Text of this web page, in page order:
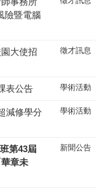
險暨電腦
大使招
徵才訊息
表公告 學術活動
減修學分
學術活動
第43屆
章未
新聞公告